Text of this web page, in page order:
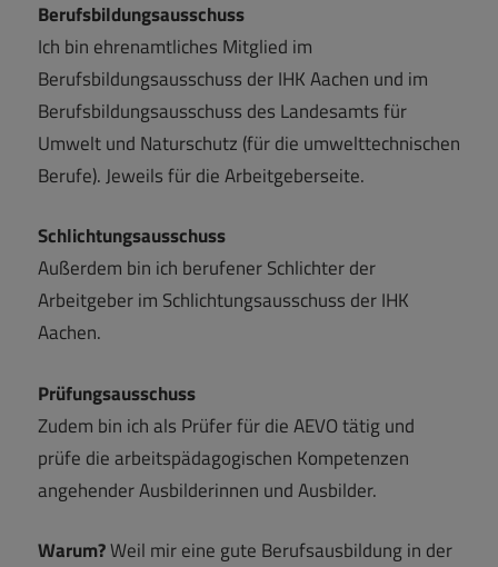
Berufsbildungsausschuss
Ich bin ehrenamtliches Mitglied im
Berufsbildungsausschuss der IHK Aachen und im
Berufsbildungsausschuss des Landesamts für
Umwelt und Naturschutz (für die umwelttechnischen
Berufe). Jeweils für die Arbeitgeberseite.
Schlichtungsausschuss
Außerdem bin ich berufener Schlichter der
Arbeitgeber im Schlichtungsausschuss der IHK
Aachen.
Prüfungsausschuss
Zudem bin ich als Prüfer für die AEVO tätig und
prüfe die arbeitspädagogischen Kompetenzen
angehender Ausbilderinnen und Ausbilder.
Warum?Weil mir eine gute Berufsausbildung in der